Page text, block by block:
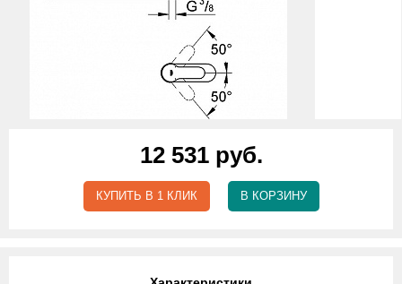
12 531 руб.
КУПИТЬ В 1 КЛИК В КОРЗИНУ